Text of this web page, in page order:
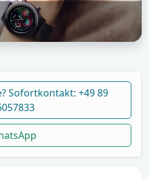
Sofortkontakt: +49 89